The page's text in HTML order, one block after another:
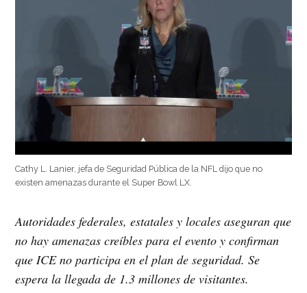
Cathy L. Lanier, jefa de Seguridad Pública de la NFL dijo que no
existen amenazas durante el Super Bowl LX.
Autoridades federales, estatales y locales aseguran que
no hay amenazas creíbles para el evento y confirman
que ICE no participa en el plan de seguridad. Se
espera la llegada de 1.3 millones de visitantes.